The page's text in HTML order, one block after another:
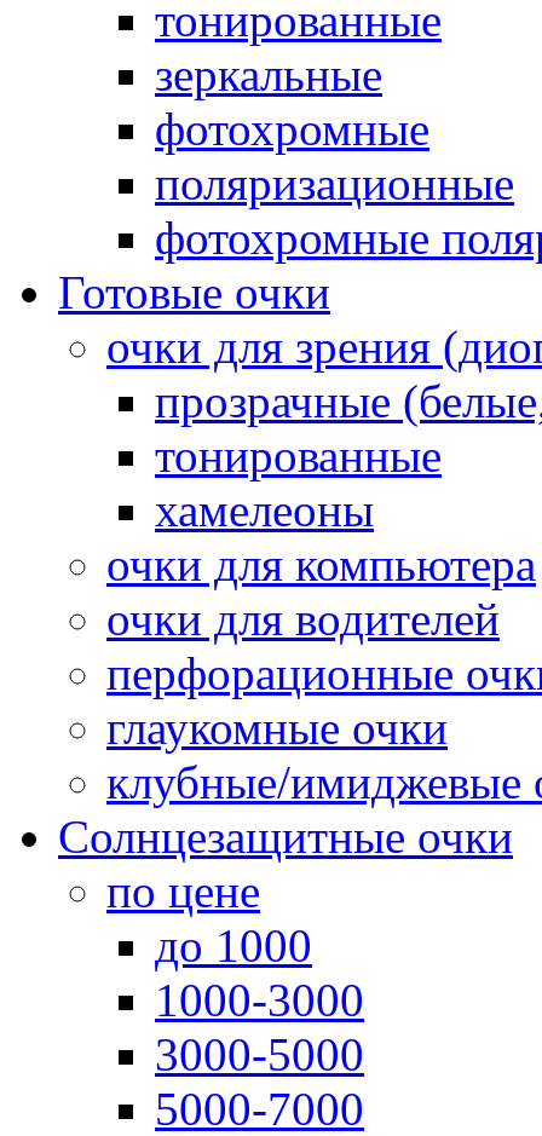
тонированные
зеркальные
фотохромные
поляризационные
фотохромные
Готовые очки
очки для зрения
прозрачные
тонированные
хамелеоны
очки для компьютера
очки для водителей
перфорационные
глаукомные очки
клубные/имиджевые
Солнцезащитные очки
по цене
до 1000
1000-3000
3000-5000
5000-7000